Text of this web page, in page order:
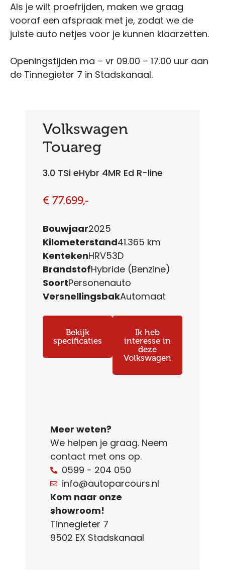
Als je wilt proefrijden, maken we graag
vooraf een afspraak met je, zodat we de
juiste auto netjes voor je kunnen klaarzetten.
Openingstijden ma – vr 09.00 – 17.00 uur aan
de Tinnegieter 7 in Stadskanaal.
Volkswagen
Touareg
3.0 TSi eHybr 4MR Ed R-line
€ 77.699,-
Bouwjaar2025
Kilometerstand41.365 km
KentekenHRV53D
BrandstofHybride (Benzine)
SoortPersonenauto
VersnellingsbakAutomaat
Bekijk
specificaties
Ik heb
interesse in
deze
Volkswagen
Meer weten?
We helpen je graag. Neem
contact met ons op.
0599 - 204 050
info@autoparcours.nl
Kom naar onze
showroom!
Tinnegieter 7
9502 EX Stadskanaal